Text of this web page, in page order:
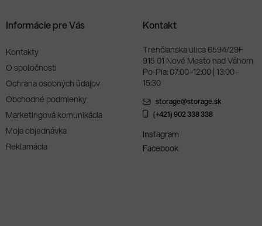
Informácie pre Vás
Kontakty
O spoločnosti
Ochrana osobných údajov
Obchodné podmienky
Marketingová komunikácia
Moja objednávka
Reklamácia
Kontakt
Trenčianska ulica 6594/29F
915 01 Nové Mesto nad Váhom
Po-Pia: 07:00–12:00 | 13:00–
15:30
storage@storage.sk
(+421) 902 338 338
Instagram
Facebook